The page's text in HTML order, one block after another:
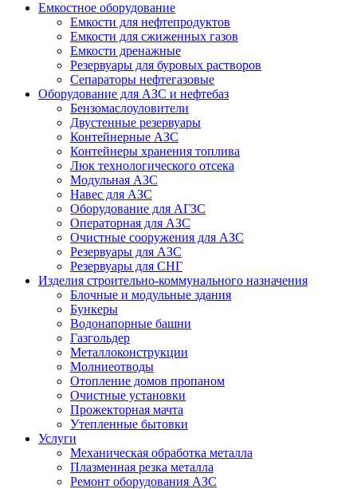
Емкостное оборудование
Емкости для нефтепродуктов
Емкости для сжиженных газов
Емкости дренажные
Резервуары для буровых растворов
Сепараторы нефтегазовые
Оборудование для АЗС и нефтебаз
Бензомаслоуловители
Двустенные резервуары
Контейнерные АЗС
Контейнеры хранения топлива
Люк технологического отсека
Модульная АЗС
Навес для АЗС
Оборудование для АГЗС
Операторная для АЗС
Очистные сооружения для АЗС
Резервуары для АЗС
Резервуары для СНГ
Изделия строительно-коммунального назначения
Блочные и модульные здания
Бункеры
Водонапорные башни
Газгольдер
Металлоконструкции
Молниеотводы
Отопление домов пропаном
Очистные установки
Прожекторная мачта
Утепленные бытовки
Услуги
Механическая обработка металла
Плазменная резка металла
Ремонт оборудования АЗС